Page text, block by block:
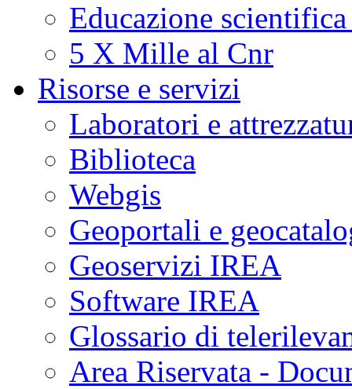
Educazione
5 X Mille al Cnr
Risorse e servizi
Laboratori e
Biblioteca
Webgis
Geoportali e
Geoservizi IREA
Software IREA
Glossario di
Area Riservata -